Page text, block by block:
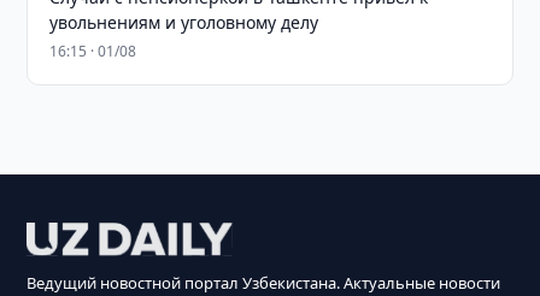
увольнениям и уголовному делу
16:15 · 01/08
Ведущий новостной портал Узбекистана. Актуальные новости